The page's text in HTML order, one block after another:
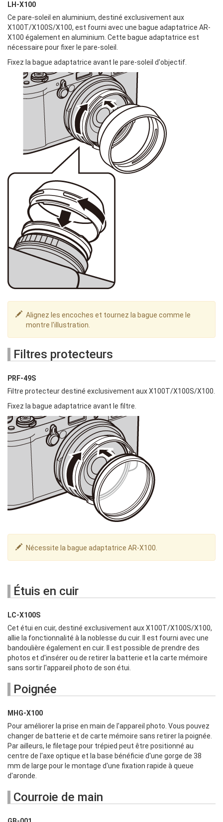
LH-X100
Ce pare-soleil en aluminium, destiné exclusivement aux
X100T/X100S/X100, est fourni avec une bague adaptatrice AR-
X100 également en aluminium. Cette bague adaptatrice est
nécessaire pour fixer le pare-soleil.
Fixez la bague adaptatrice avant le pare-soleil d'objectif.
Alignez les encoches et tournez la bague comme le
montre l'illustration.
Filtres protecteurs
PRF-49S
Filtre protecteur destiné exclusivement aux X100T/X100S/X100.
Fixez la bague adaptatrice avant le filtre.
Nécessite la bague adaptatrice AR-X100.
Étuis en cuir
LC-X100S
Cet étui en cuir, destiné exclusivement aux X100T/X100S/X100,
allie la fonctionnalité à la noblesse du cuir. Il est fourni avec une
bandoulière également en cuir. Il est possible de prendre des
photos et d'insérer ou de retirer la batterie et la carte mémoire
sans sortir l'appareil photo de son étui.
Poignée
MHG-X100
Pour améliorer la prise en main de l'appareil photo. Vous pouvez
changer de batterie et de carte mémoire sans retirer la poignée.
Par ailleurs, le filetage pour trépied peut être positionné au
centre de l'axe optique et la base bénéficie d'une gorge de 38
mm de large pour le montage d'une fixation rapide à queue
d'aronde.
Courroie de main